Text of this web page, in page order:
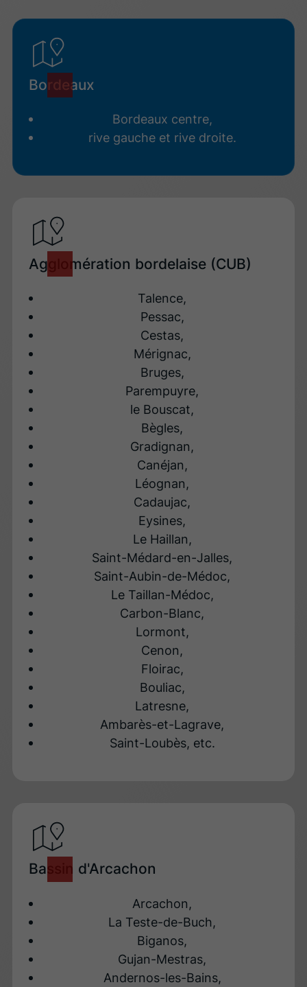
Bordeaux
Bordeaux centre,
rive gauche et rive droite.
Agglomération bordelaise (CUB)
Talence,
Pessac,
Cestas,
Mérignac,
Bruges,
Parempuyre,
le Bouscat,
Bègles,
Gradignan,
Canéjan,
Léognan,
Cadaujac,
Eysines,
Le Haillan,
Saint-Médard-en-Jalles,
Saint-Aubin-de-Médoc,
Le Taillan-Médoc,
Carbon-Blanc,
Lormont,
Cenon,
Floirac,
Bouliac,
Latresne,
Ambarès-et-Lagrave,
Saint-Loubès, etc.
Bassin d'Arcachon
Arcachon,
La Teste-de-Buch,
Biganos,
Gujan-Mestras,
Andernos-les-Bains,